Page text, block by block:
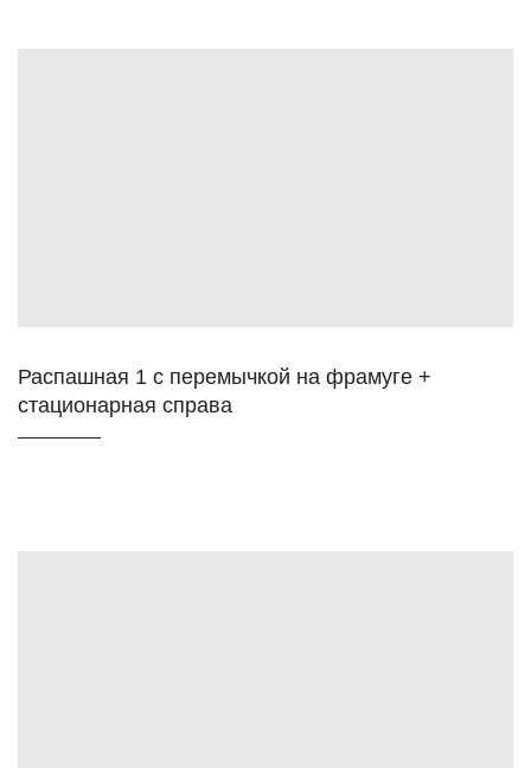
Распашная 1 с перемычкой на фрамуге +
стационарная справа